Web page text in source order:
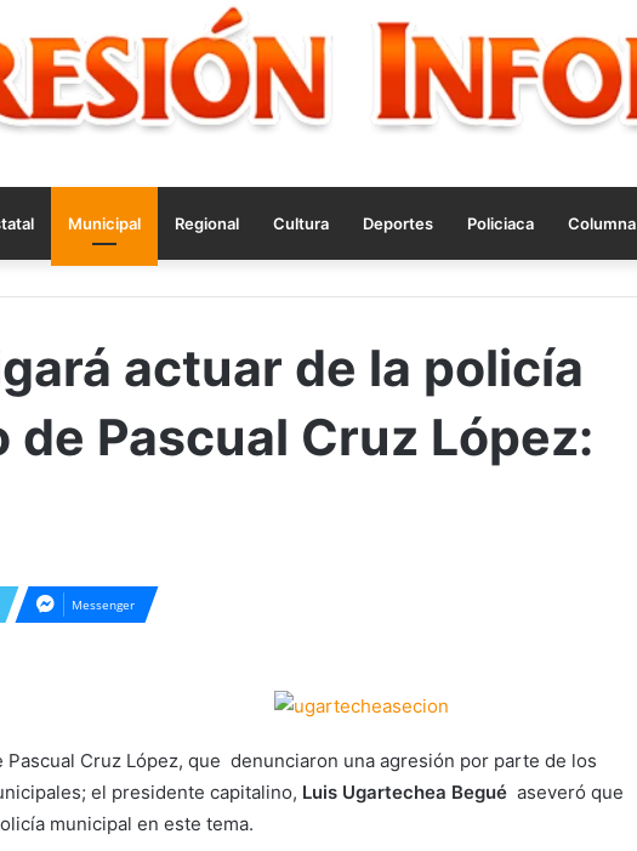
Municipal Regional Cultura Deportes Policiaca Columna
actuar de la policía
de Pascual Cruz López:
Messenger
Pascual Cruz López, que denunciaron una agresión por parte de los
el presidente capitalino, Luis Ugartechea Begué aseveró que
municipal en este tema.